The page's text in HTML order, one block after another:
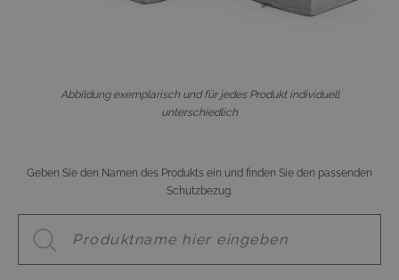
Abbildung exemplarisch und für jedes Produkt individuell
unterschiedlich
Geben Sie den Namen des Produkts ein und finden Sie den passenden
Schutzbezug.